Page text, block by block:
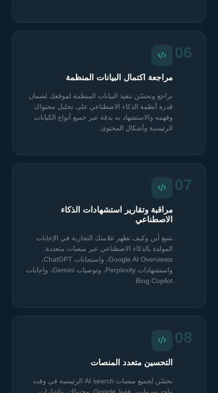
06
مراجعة اكتمال البيانات المنظمة
نراجع ونحسّن تنفيذ البيانات المنظمة لموقعك لضمان
قدرة أنظمة الذكاء الاصطناعي على تحليل محتواك
وفهمه والاستشهاد به بدقة عبر جميع أنواع الكيانات
الرئيسية وأشكال المحتوى.
07
مراقبة وتقارير استشهادات الذكاء
الاصطناعي
نتتبع أين وكيف تظهر علامتك التجارية في الإجابات
المولدة بالذكاء الاصطناعي عبر منصات متعددة:
Google AI Overviews، واستجابات ChatGPT،
واستشهادات Perplexity، وتوصيات Gemini، وإجابات
Bing Copilot.
08
التحسين متعدد المنصات
نحسّن لجميع منصات AI search الرئيسية في وقت